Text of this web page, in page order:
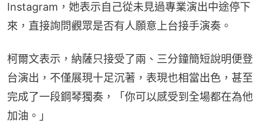
Instagram，她表示自己從未見過專業演出中途停下
來，直接詢問觀眾是否有人願意上台接手演奏。
柯爾文表示，納薩只接受了兩、三分鐘簡短說明便登
台演出，不僅展現十足沉著，表現也相當出色，甚至
完成了一段鋼琴獨奏，「你可以感受到全場都在為他
加油。」